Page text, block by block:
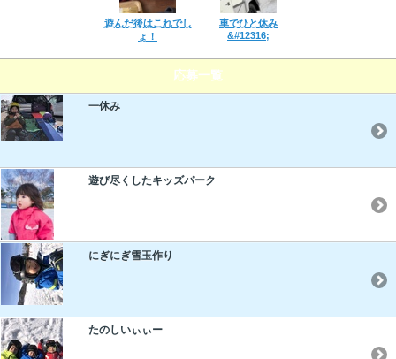
遊んだ後はこれでし
ょ！
車でひと休み
&#12316;
応募一覧
一休み
遊び尽くしたキッズパーク
にぎにぎ雪玉作り
たのしいぃぃー